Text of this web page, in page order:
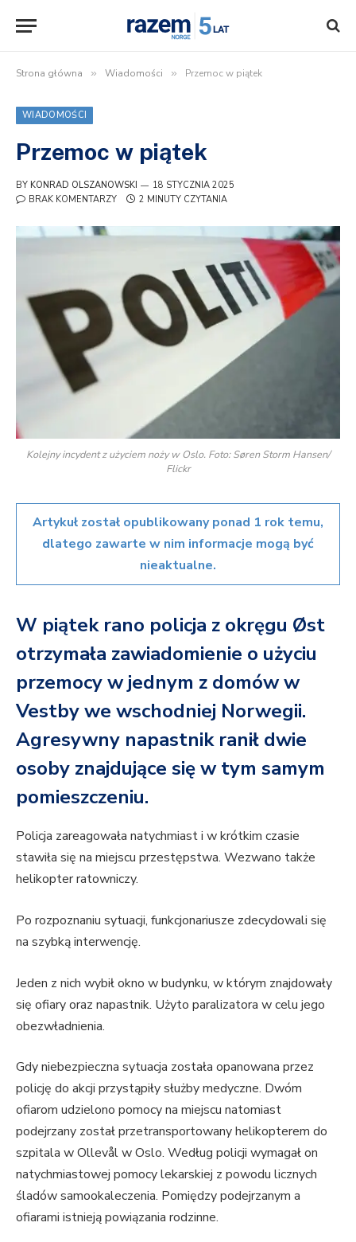
Strona główna » Wiadomości » Przemoc w piątek
WIADOMOŚCI
Przemoc w piątek
BY KONRAD OLSZANOWSKI
18 STYCZNIA 2025
BRAK KOMENTARZY
2 MINUTY CZYTANIA
Kolejny incydent z użyciem noży w Oslo. Foto: Søren Storm Hansen/
Flickr
Artykuł został opublikowany ponad 1 rok temu,
dlatego zawarte w nim informacje mogą być
nieaktualne.
W piątek rano policja z okręgu Øst
otrzymała zawiadomienie o użyciu
przemocy w jednym z domów w
Vestby we wschodniej Norwegii.
Agresywny napastnik ranił dwie
osoby znajdujące się w tym samym
pomieszczeniu.
Policja zareagowała natychmiast i w krótkim czasie
stawiła się na miejscu przestępstwa. Wezwano także
helikopter ratowniczy.
Po rozpoznaniu sytuacji, funkcjonariusze zdecydowali się
na szybką interwencję.
Jeden z nich wybił okno w budynku, w którym znajdowały
się ofiary oraz napastnik. Użyto paralizatora w celu jego
obezwładnienia.
Gdy niebezpieczna sytuacja została opanowana przez
policję do akcji przystąpiły służby medyczne. Dwóm
ofiarom udzielono pomocy na miejscu natomiast
podejrzany został przetransportowany helikopterem do
szpitala w Ollevål w Oslo. Według policji wymagał on
natychmiastowej pomocy lekarskiej z powodu licznych
śladów samookaleczenia. Pomiędzy podejrzanym a
ofiarami istnieją powiązania rodzinne.